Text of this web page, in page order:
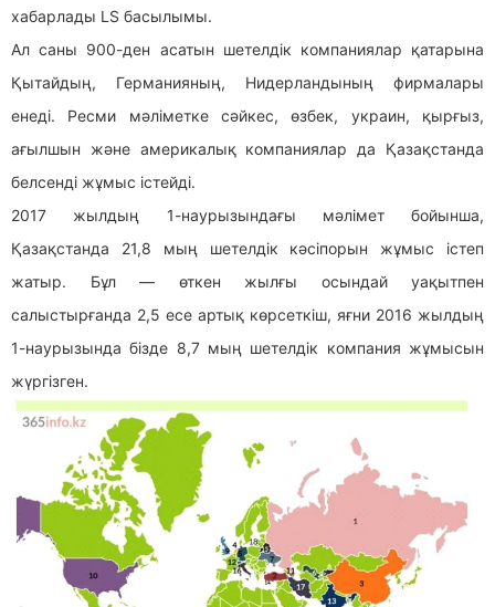
хабарлады LS басылымы.
Ал саны 900-ден асатын шетелдік компаниялар қатарына
Қытайдың, Германияның, Нидерландының фирмалары
енеді. Ресми мәліметке сәйкес, өзбек, украин, қырғыз,
ағылшын және америкалық компаниялар да Қазақстанда
белсенді жұмыс істейді.
2017 жылдың 1-наурызындағы мәлімет бойынша,
Қазақстанда 21,8 мың шетелдік кәсіпорын жұмыс істеп
жатыр. Бұл — өткен жылғы осындай уақытпен
салыстырғанда 2,5 есе артық көрсеткіш, яғни 2016 жылдың
1-наурызында бізде 8,7 мың шетелдік компания жұмысын
жүргізген.